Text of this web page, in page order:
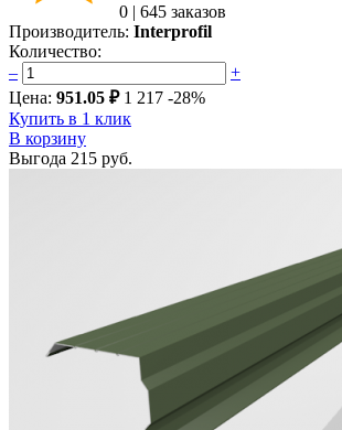
0 | 645 заказов
Производитель: Interprofil
Количество:
–
+
Цена: 951.05 ₽ 1 217 -28%
Купить в 1 клик
В корзину
Выгода 215 руб.